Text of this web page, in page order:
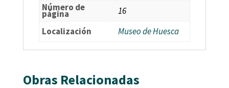
Número de
página
16
Localización
Museo de Huesca
Obras Relacionadas